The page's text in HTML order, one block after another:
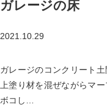
ガレージの床
2021.10.29
ガレージのコンクリート
上塗り材を混ぜながらマ
ボコし…